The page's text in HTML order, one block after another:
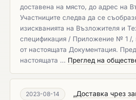
доставена на място, до адрес на
Участниците следва да се
изискванията на Възложителя и
спецификация / Приложение № 1 /,
от настоящата Документация.
настоящата … Преглед на
2023-08-14
„Доставка чрез